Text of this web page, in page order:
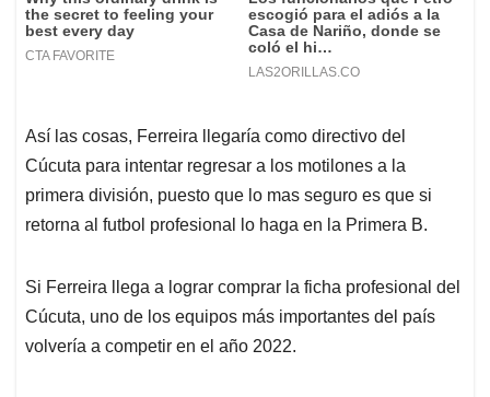
Así las cosas, Ferreira llegaría como directivo del
Cúcuta para intentar regresar a los motilones a la
primera división, puesto que lo mas seguro es que si
retorna al futbol profesional lo haga en la Primera B.
Si Ferreira llega a lograr comprar la ficha profesional del
Cúcuta, uno de los equipos más importantes del país
volvería a competir en el año 2022.